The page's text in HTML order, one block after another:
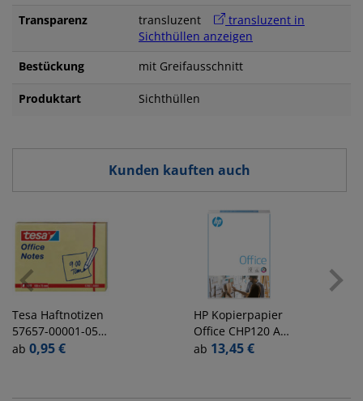
Transparenz
transluzent
transluzent in
Sichthüllen anzeigen
Bestückung
mit Greifausschnitt
Produktart Sichthüllen
Kunden kauften auch
Tesa Haftnotizen
57657-00001-05,
Office Notes,
ab 0,95 €
HP Kopierpapier
Office CHP120 A3
80g weiß
ab 13,45 €